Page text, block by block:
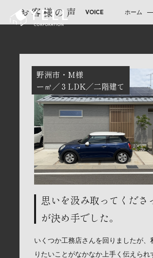
お客様の声 ホーム
野洲市
M様
ー㎡
３LDK 二階建て
思いを汲み取ってくださ
が決め手でした。
いくつか工務店さんを回りましたが、
りたいことがなかなか上手く伝えられ